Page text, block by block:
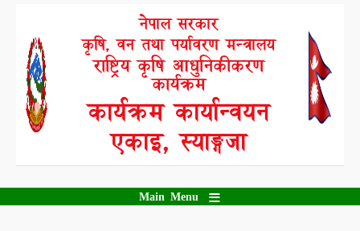
content
नेपाल सरकार
कृषि, वन तथा पर्यावरण मन्त्रालय
राष्ट्रिय कृषि आधुनिकीकरण
कार्यक्रम
कार्यक्रम कार्यान्वयन
एकाइ, स्याङ्गजा
Main Menu